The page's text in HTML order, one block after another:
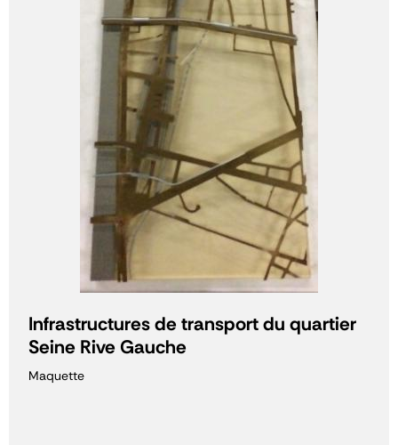
Infrastructures de transport du quartier
Seine Rive Gauche
Maquette